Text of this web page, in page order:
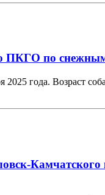
ПКГО по
Возраст